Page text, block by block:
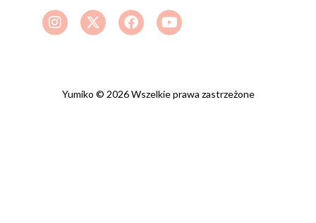
Yumiko © 2026 Wszelkie prawa zastrzeżone